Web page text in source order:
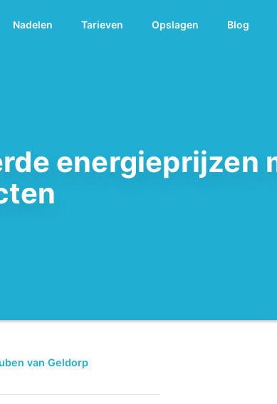
Nadelen Tarieven Opslagen Blog
energieprijzen
van Geldorp